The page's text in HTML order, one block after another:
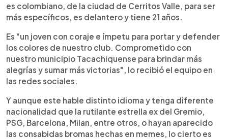
es colombiano, de la ciudad de Cerritos Valle, para ser
más específicos, es delantero y tiene 21 años.
Es "un joven con coraje e ímpetu para portar y defender
los colores de nuestro club. Comprometido con
nuestro municipio Tacachiquense para brindar más
alegrías y sumar más victorias", lo recibió el equipo en
las redes sociales.
Y aunque este hable distinto idioma y tenga diferente
nacionalidad que la rutilante estrella ex del Gremio,
PSG, Barcelona, Milan, entre otros, o hayan aparecido
las consabidas bromas hechas en memes, lo cierto es